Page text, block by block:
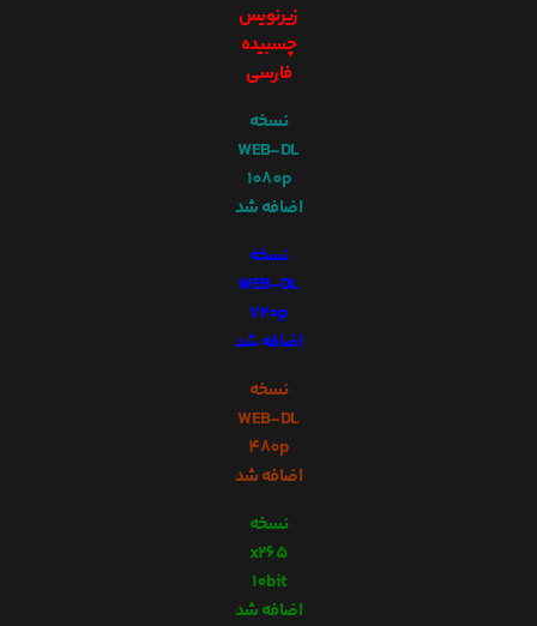
زیرنویس
چسبیده
فارسی
نسخه
WEB-DL
1080p
اضافه شد
نسخه
WEB-DL
720p
اضافه شد
نسخه
WEB-DL
480p
اضافه شد
نسخه
x265
10bit
اضافه شد